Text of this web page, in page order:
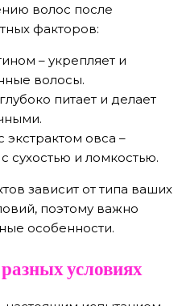
волос после
факторов:
– укрепляет и
волосы.
питает и делает
овса –
сухостью и ломкостью.
зависит от типа ваших
поэтому важно
особенности.
условиях